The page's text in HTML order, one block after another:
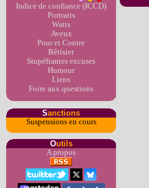
Indice de confiance (ICCD)
Portraits
Watts
Aveux
Pour et Contre
Bêtisier
Stupéfiantes excuses
Humour
Liens
Foire aux questions
Sanctions
Suspensions en cours
Outils
A propos